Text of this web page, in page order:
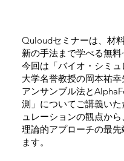
Quloudセミナーは、材
新の手法まで学べる無料
今回は「バイオ・シミ
大学名誉教授の岡本祐
アンサンブル法と
測」についてご講義い
ュレーションの観点か
理論的アプローチの最
ます。